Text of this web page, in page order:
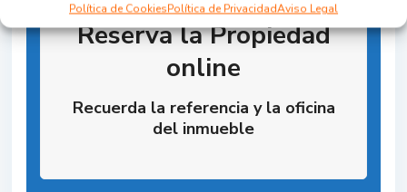
Política de CookiesPolítica de PrivacidadAviso Legal
Reserva la Propiedad
online
Recuerda la referencia y la oficina
del inmueble